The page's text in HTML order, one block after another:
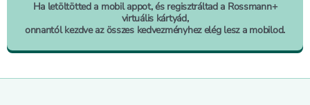
Ha letöltötted a mobil appot, és regisztráltad a Rossmann+
virtuális kártyád,
onnantól kezdve az összes kedvezményhez elég lesz a mobilod.